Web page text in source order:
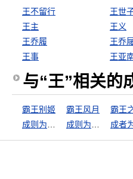
王不留行 王世
王主
王义
王乔履
王乔
王事
王亚
与“王”相关的
霸王别姬 霸王风月 霸王